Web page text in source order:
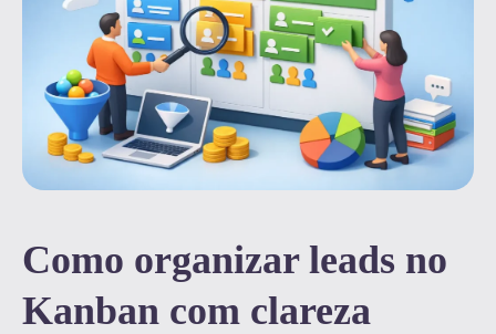
Como organizar leads no
Kanban com clareza